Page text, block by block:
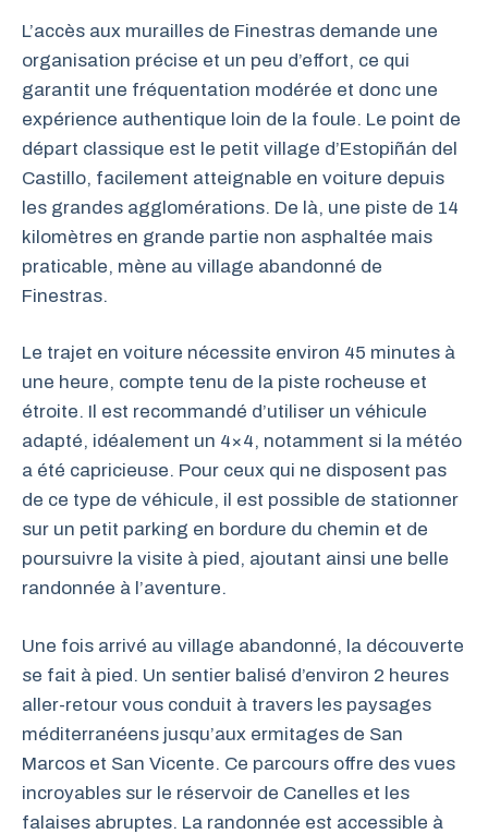
L’accès aux murailles de Finestras demande une
organisation précise et un peu d’effort, ce qui
garantit une fréquentation modérée et donc une
expérience authentique loin de la foule. Le point de
départ classique est le petit village d’Estopiñán del
Castillo, facilement atteignable en voiture depuis
les grandes agglomérations. De là, une piste de 14
kilomètres en grande partie non asphaltée mais
praticable, mène au village abandonné de
Finestras.
Le trajet en voiture nécessite environ 45 minutes à
une heure, compte tenu de la piste rocheuse et
étroite. Il est recommandé d’utiliser un véhicule
adapté, idéalement un 4×4, notamment si la météo
a été capricieuse. Pour ceux qui ne disposent pas
de ce type de véhicule, il est possible de stationner
sur un petit parking en bordure du chemin et de
poursuivre la visite à pied, ajoutant ainsi une belle
randonnée à l’aventure.
Une fois arrivé au village abandonné, la découverte
se fait à pied. Un sentier balisé d’environ 2 heures
aller-retour vous conduit à travers les paysages
méditerranéens jusqu’aux ermitages de San
Marcos et San Vicente. Ce parcours offre des vues
incroyables sur le réservoir de Canelles et les
falaises abruptes. La randonnée est accessible à